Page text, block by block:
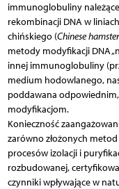
immunoglobuliny
rekombinacji DNA w
chińskiego (Chinese
metody modyfikacji DNA
innej immunoglobuliny
medium hodowlanego,
poddawana
modyfikacjom.
Konieczność
zarówno złożonych
procesów izolacji i
rozbudowanej,
czynniki wpływające w